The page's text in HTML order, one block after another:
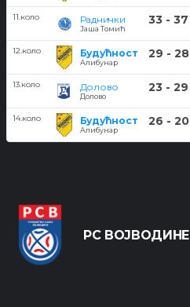
11.коло Раднички
Јаша Томић
33 - 37
12.коло Будућност
Алибунар
29 - 28
13.коло Долово
Долово
23 - 29
14.коло Будућност
Алибунар
26 - 20
РС ВОЈВОДИНЕ